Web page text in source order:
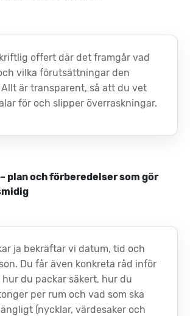
offert där det framgår vad
vilka förutsättningar den
är transparent, så att du vet
för och slipper överraskningar.
plan och förberedelser som gör
ja bekräftar vi datum, tid och
Du får även konkreta råd inför
du packar säkert, hur du
per rum och vad som ska
(nycklar, värdesaker och